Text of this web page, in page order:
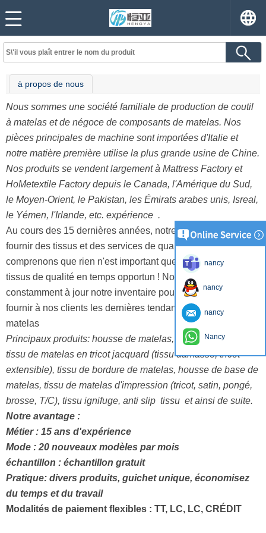
à propos de nous
Nous sommes une société familiale de production de coutil
à matelas et de négoce de composants de matelas. Nos
pièces principales de machine sont importées d'Italie et
notre matière première utilise la plus grande usine de Chine.
Nos produits se vendent largement à Mattress Factory et
HoMetextile Factory depuis le Canada, l'Amérique du Sud,
le Moyen-Orient, le Pakistan, les Émirats arabes unis, Isreal,
le Yémen, l'Irlande, etc. expérience .
Au cours des 15 dernières années, notre réputation de
fournir des tissus et des services de qualité, nous
comprenons que rien n'est important que de recevoir des
tissus de qualité en temps opportun ! Nous mettons
constamment à jour notre inventaire pour être en mesure de
fournir à nos clients les dernières tendances en matière de
matelas
Principaux produits: housse de matelas, housse d'oreiller,
tissu de matelas en tricot jacquard (tissu damassé, tricot
extensible), tissu de bordure de matelas, housse de base de
matelas, tissu de matelas d'impression (tricot, satin, pongé,
brosse, T/C), tissu ignifuge, anti slip tissu et ainsi de suite.
Notre avantage :
Métier : 15 ans d'expérience
Mode : 20 nouveaux modèles par mois
échantillon : échantillon gratuit
Pratique: divers produits, guichet unique, économisez
du temps et du travail
Modalités de paiement flexibles : TT, LC, LC, CRÉDIT
nancy
nancy
nancy
Nancy